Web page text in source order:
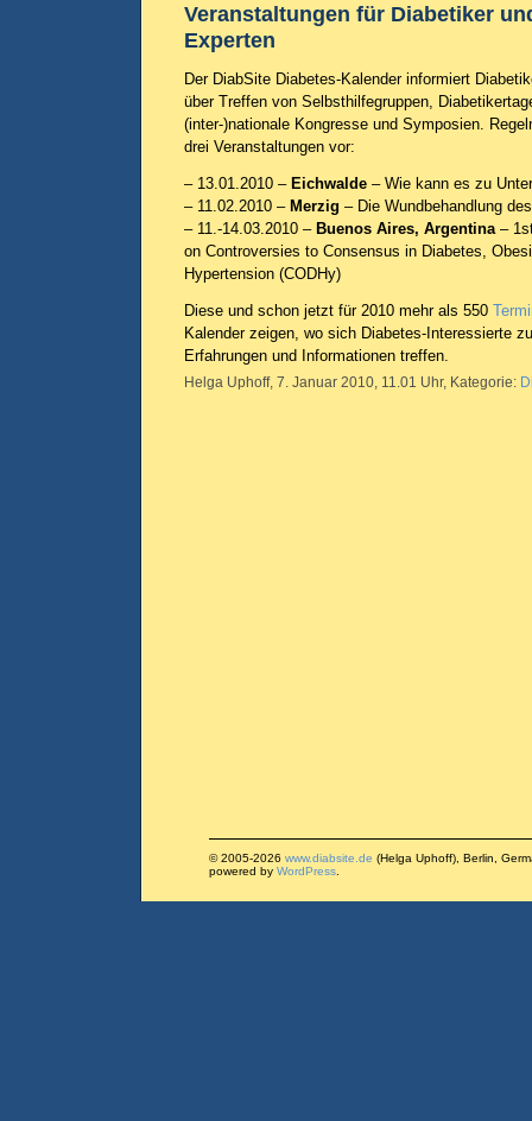
Veranstaltungen für Diabetiker
Experten
Der DiabSite Diabetes-Kalender informiert
über Treffen von Selbsthilfegruppen,
(inter-)nationale Kongresse und Symposien.
drei Veranstaltungen vor:
– 13.01.2010 – Eichwalde – Wie kann es zu
– 11.02.2010 – Merzig – Die Wundbehandlung
– 11.-14.03.2010 – Buenos Aires, Argentina–
on Controversies to Consensus in Diabetes,
Hypertension (CODHy)
Diese und schon jetzt für 2010 mehr als 550
Kalender zeigen, wo sich Diabetes-Interessierte
Erfahrungen und Informationen treffen.
Helga Uphoff, 7. Januar 2010, 11.01 Uhr, Kategorie:
© 2005-2026 www.diabsite.de (Helga Uphoff), Berlin,
powered by WordPress.